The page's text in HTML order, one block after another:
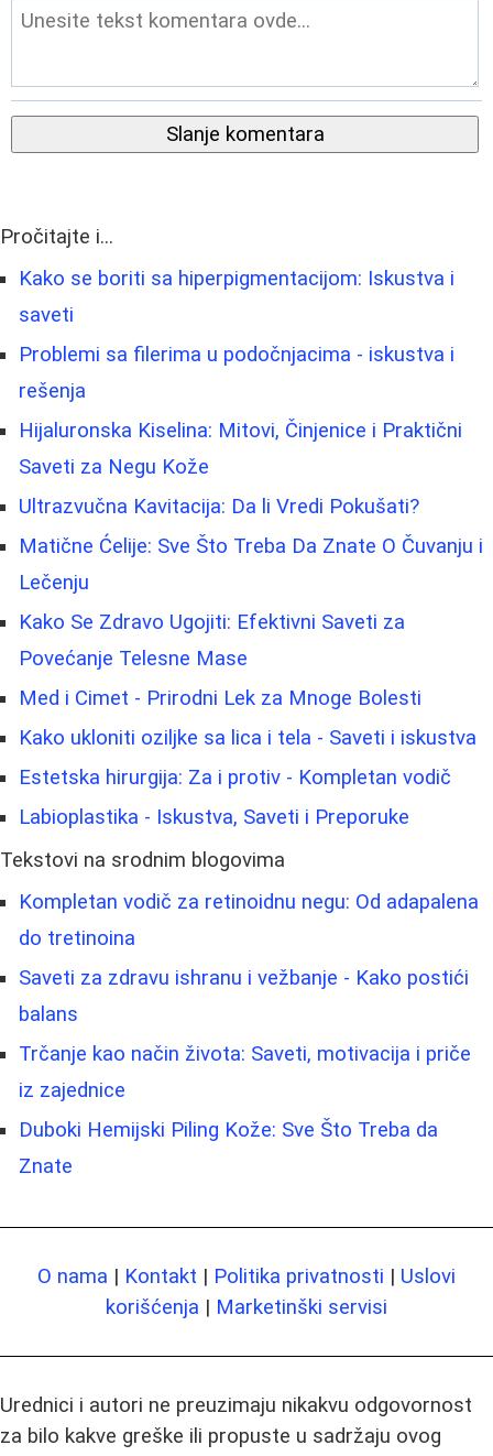
Slanje komentara
Pročitajte i...
Kako se boriti sa hiperpigmentacijom: Iskustva i
saveti
Problemi sa filerima u podočnjacima - iskustva i
rešenja
Hijaluronska Kiselina: Mitovi, Činjenice i Praktični
Saveti za Negu Kože
Ultrazvučna Kavitacija: Da li Vredi Pokušati?
Matične Ćelije: Sve Što Treba Da Znate O Čuvanju i
Lečenju
Kako Se Zdravo Ugojiti: Efektivni Saveti za
Povećanje Telesne Mase
Med i Cimet - Prirodni Lek za Mnoge Bolesti
Kako ukloniti oziljke sa lica i tela - Saveti i iskustva
Estetska hirurgija: Za i protiv - Kompletan vodič
Labioplastika - Iskustva, Saveti i Preporuke
Tekstovi na srodnim blogovima
Kompletan vodič za retinoidnu negu: Od adapalena
do tretinoina
Saveti za zdravu ishranu i vežbanje - Kako postići
balans
Trčanje kao način života: Saveti, motivacija i priče
iz zajednice
Duboki Hemijski Piling Kože: Sve Što Treba da
Znate
O nama | Kontakt | Politika privatnosti | Uslovi
korišćenja | Marketinški servisi
Urednici i autori ne preuzimaju nikakvu odgovornost
za bilo kakve greške ili propuste u sadržaju ovog